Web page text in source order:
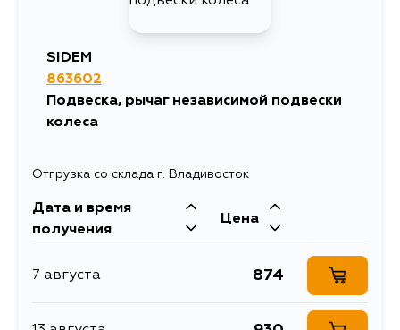
SIDEM
863602
Подвеска, рычаг независимой подвески
колеса
Отгрузка со склада г. Владивосток
Дата и время
получения
Цена
7 августа 874